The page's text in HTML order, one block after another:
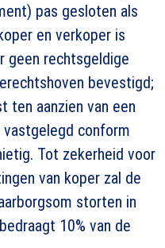
pas gesloten als
en verkoper is
geen rechtsgeldige
bevestigd;
ten aanzien van een
conform
Tot zekerheid voor
van koper zal de
storten in
10% van de